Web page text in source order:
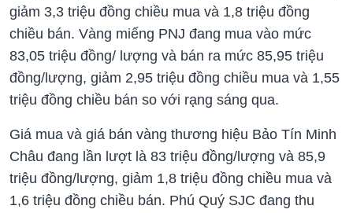
giảm 3,3 triệu đồng chiều mua và 1,8 triệu đồng
chiều bán. Vàng miếng PNJ đang mua vào mức
83,05 triệu đồng/ lượng và bán ra mức 85,95 triệu
đồng/lượng, giảm 2,95 triệu đồng chiều mua và 1,55
triệu đồng chiều bán so với rạng sáng qua.
Giá mua và giá bán vàng thương hiệu Bảo Tín Minh
Châu đang lần lượt là 83 triệu đồng/lượng và 85,9
triệu đồng/lượng, giảm 1,8 triệu đồng chiều mua và
1,6 triệu đồng chiều bán. Phú Quý SJC đang thu